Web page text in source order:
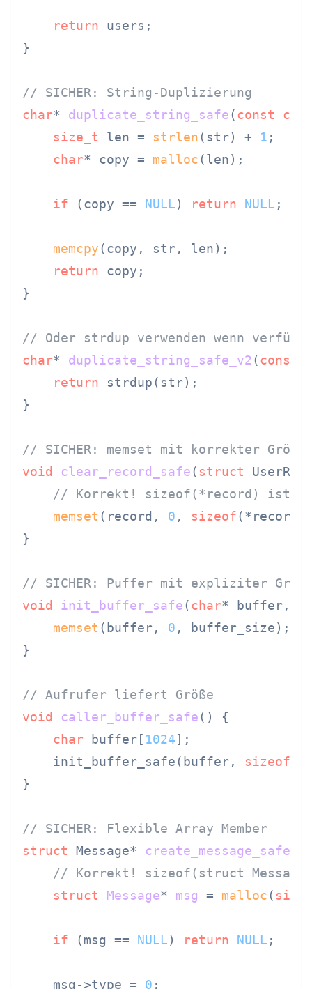
return users;
}
// SICHER: String-Duplizierung
char* duplicate_string_safe(const
size_t len = strlen(str) + 1 ;
char* copy = malloc(len);
if (copy == NULL) return NULL ;
memcpy(copy, str, len);
return copy;
}
// Oder strdup verwenden wenn
char* duplicate_string_safe_v2(const
return strdup(str);
}
// SICHER: memset mit korrekter Größe
void
clear_record_safe( struct
// Korrekt! sizeof(*record) ist
memset (record, 0 , sizeof
}
// SICHER: Puffer mit expliziter
void
init_buffer_safe(char* buffer,
memset (buffer, 0 , buffer_size);
}
// Aufrufer liefert Größe
void
caller_buffer_safe()
{
char buffer[ 1024];
    init_buffer_safe(buffer,
sizeof
}
// SICHER: Flexible Array Member
struct Message* create_message_safe
// Korrekt! sizeof(struct
struct
Message* msg = malloc(
if (msg == NULL) return NULL ;
    msg->type =
0 ;